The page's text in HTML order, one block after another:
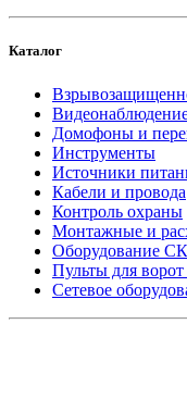
Каталог
Домофоны и
Инструменты
Источники
Кабели и провода
Контроль охраны
Монтажные и
Оборудование
Пульты для
Сетевое